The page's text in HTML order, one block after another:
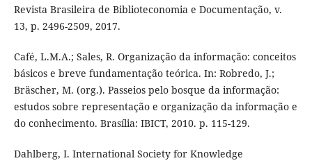
Revista Brasileira de Biblioteconomia e Documentação, v.
13, p. 2496-2509, 2017.
Café, L.M.A.; Sales, R. Organização da informação: conceitos
básicos e breve fundamentação teórica. In: Robredo, J.;
Bräscher, M. (org.). Passeios pelo bosque da informação:
estudos sobre representação e organização da informação e
do conhecimento. Brasília: IBICT, 2010. p. 115-129.
Dahlberg, I. International Society for Knowledge